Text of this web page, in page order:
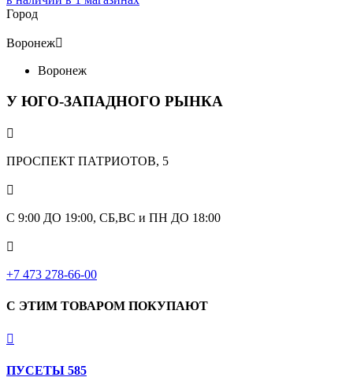
Город
Воронеж
Воронеж
У ЮГО-ЗАПАДНОГО РЫНКА

ПРОСПЕКТ ПАТРИОТОВ, 5

С 9:00 ДО 19:00, СБ,ВС и ПН ДО 18:00

+7 473 278-66-00
С ЭТИМ ТОВАРОМ ПОКУПАЮТ

ПУСЕТЫ 585